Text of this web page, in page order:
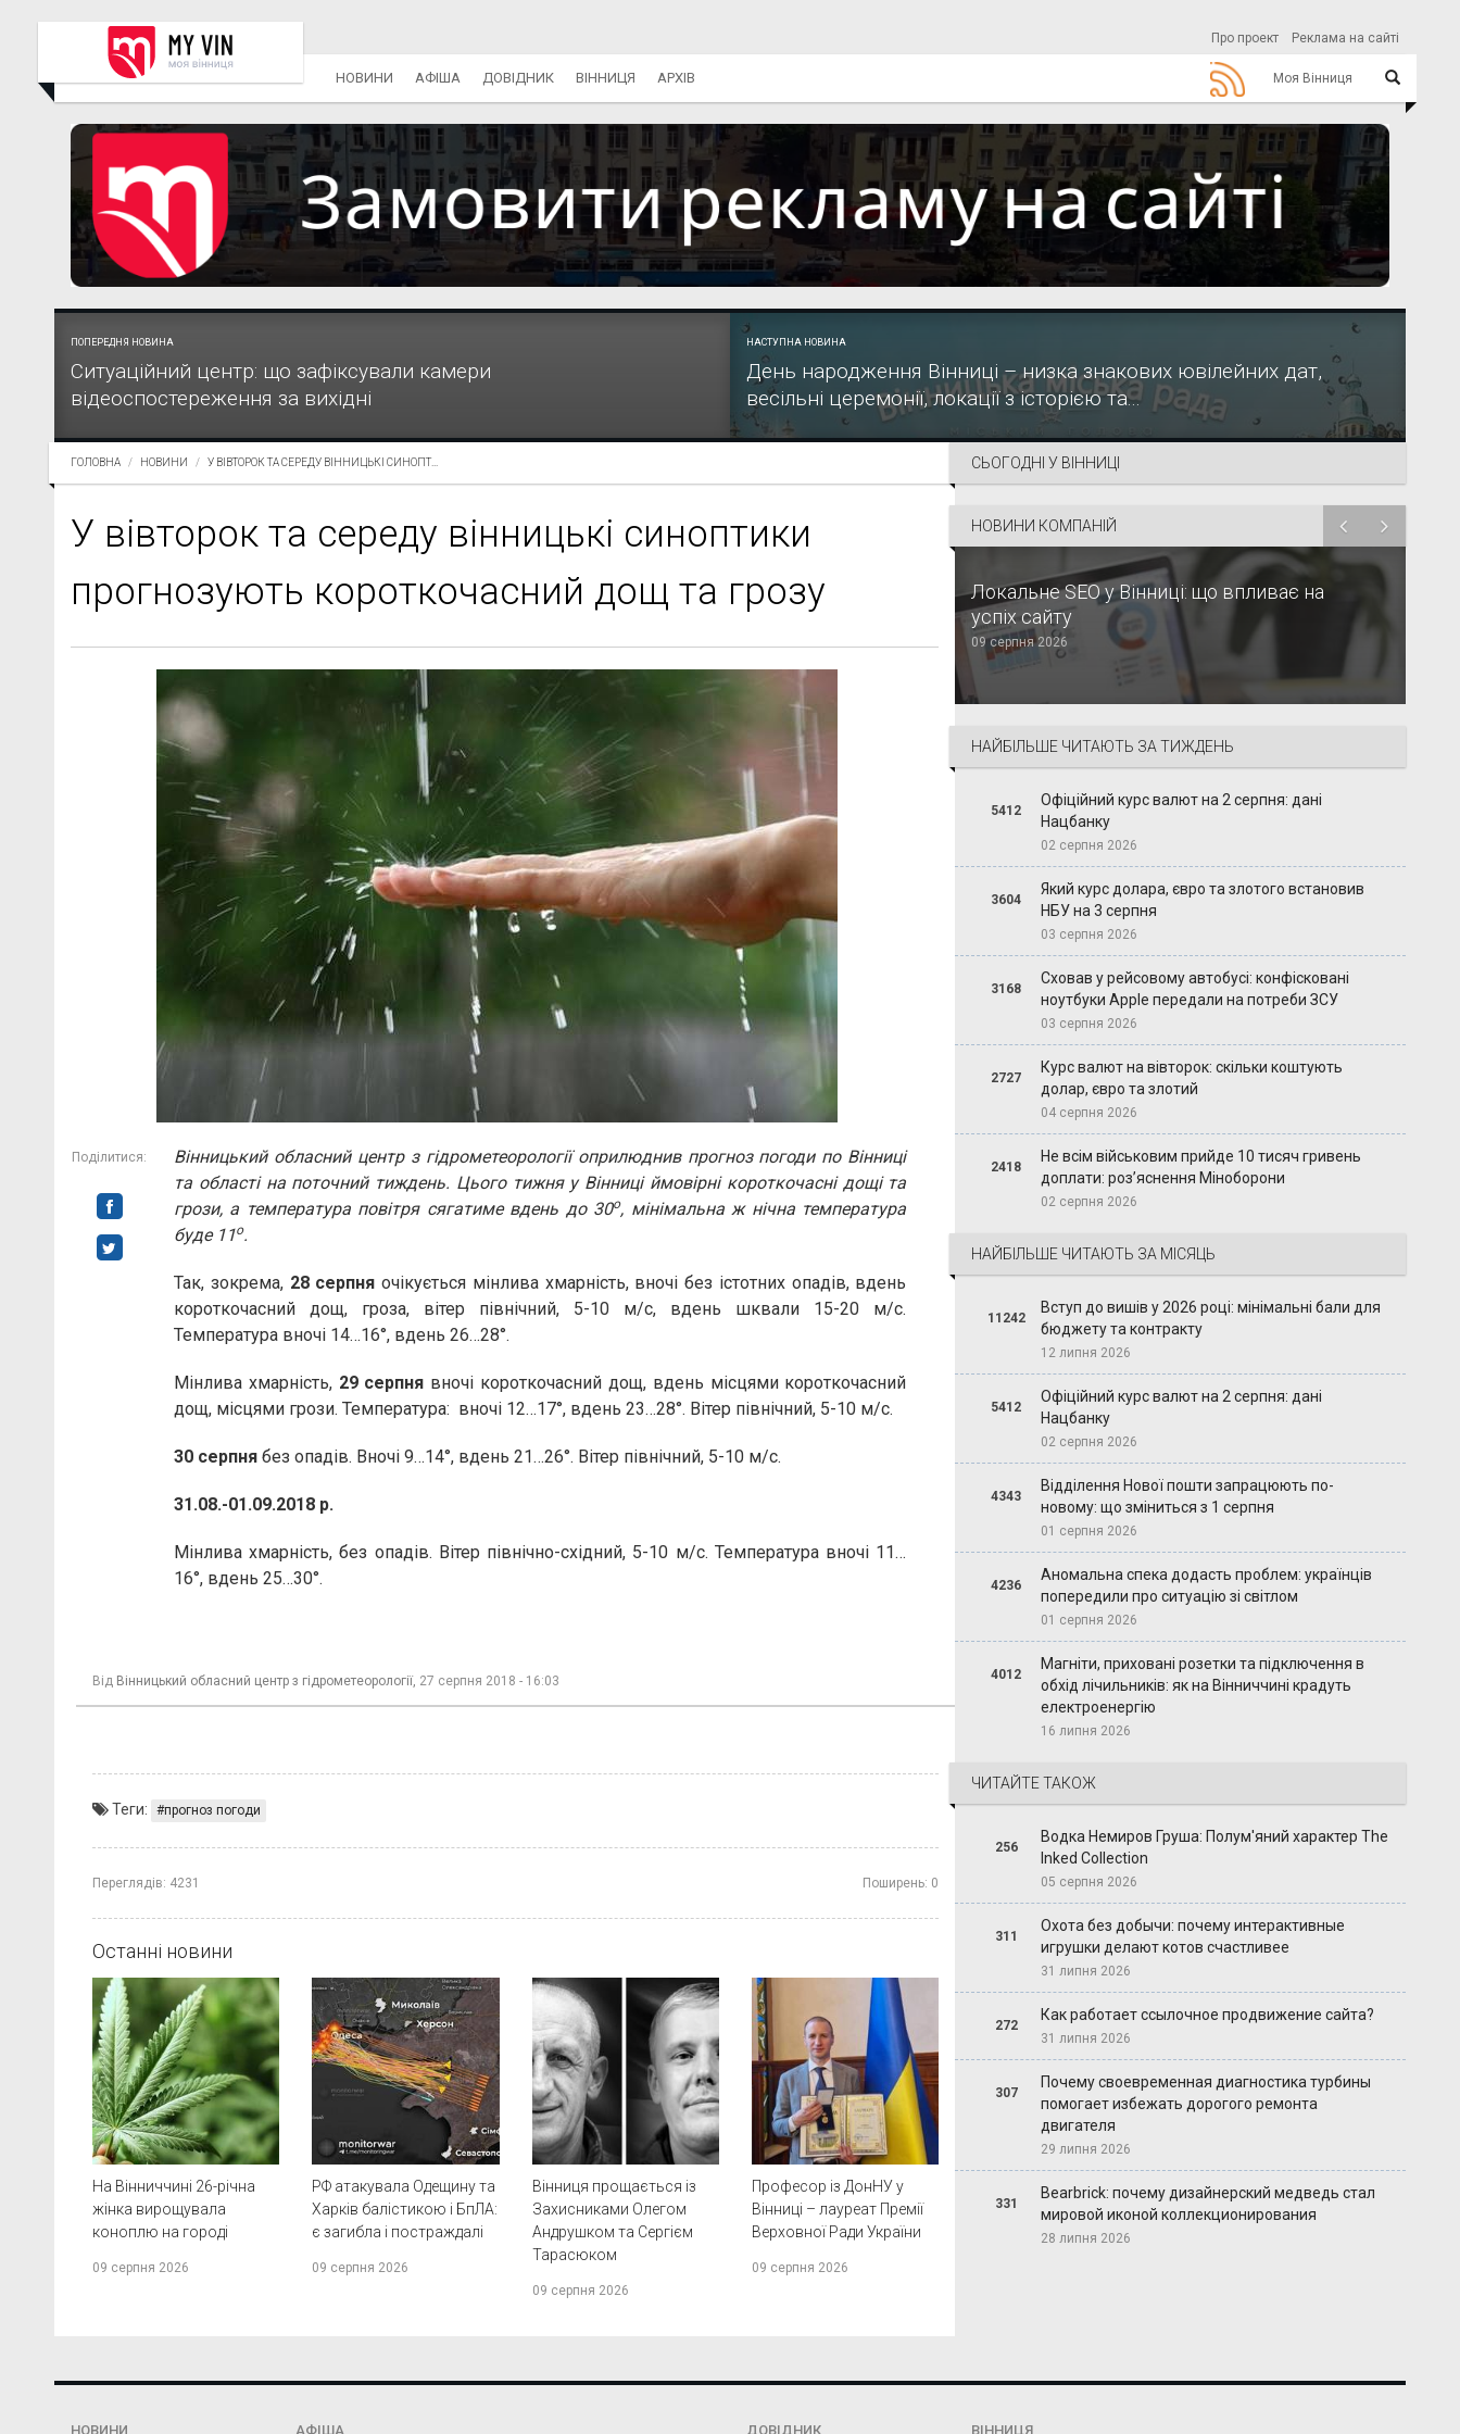
Про проект Реклама на сайті
Моя Вінниця
НОВИНИ АФІША ДОВІДНИК ВІННИЦЯ АРХІВ
ПОПЕРЕДНЯ НОВИНА
Ситуаційний центр: що зафіксували камери
відеоспостереження за вихідні
НАСТУПНА НОВИНА
День народження Вінниці – низка знакових ювілейних дат,
весільні церемонії, локації з історією та...
ГОЛОВНА НОВИНИ У ВІВТОРОК ТА СЕРЕДУ ВІННИЦЬКІ СИНОПТ...
У вівторок та середу вінницькі синоптики
прогнозують короткочасний дощ та грозу
Поділитися:
Вінницький обласний центр з гідрометеорології оприлюднив прогноз погоди по Вінниці
та області на поточний тиждень. Цього тижня у Вінниці ймовірні короткочасні дощі та
грози, а температура повітря сягатиме вдень до 30о, мінімальна ж нічна температура
буде 11о.
Так, зокрема, 28 серпня очікується мінлива хмарність, вночі без істотних опадів, вдень
короткочасний дощ, гроза, вітер північний, 5-10 м/с, вдень шквали 15-20 м/с.
Температура вночі 14…16°, вдень 26…28°.
Мінлива хмарність,29 серпня вночі короткочасний дощ, вдень місцями короткочасний
дощ, місцями грози. Температура: вночі 12…17°, вдень 23…28°. Вітер північний, 5-10 м/с.
30 серпня без опадів. Вночі 9…14°, вдень 21…26°. Вітер північний, 5-10 м/с.
31.08.-01.09.2018 р.
Мінлива хмарність, без опадів. Вітер північно-східний, 5-10 м/с. Температура вночі 11…
16°, вдень 25…30°.
Від Вінницький обласний центр з гідрометеорології, 27 серпня 2018 - 16:03
Теги: прогноз погоди
Переглядів: 4231 Поширень: 0
Останні новини
На Вінниччині 26-річна
жінка вирощувала
коноплю на городі
09 серпня 2026
РФ атакувала Одещину та
Харків балістикою і БпЛА:
є загибла і постраждалі
09 серпня 2026
Вінниця прощається із
Захисниками Олегом
Андрушком та Сергієм
Тарасюком
09 серпня 2026
Професор із ДонНУ у
Вінниці – лауреат Премії
Верховної Ради України
09 серпня 2026
СЬОГОДНІ У ВІННИЦІ
НОВИНИ КОМПАНІЙ
Локальне SEO у Вінниці: що впливає на
успіх сайту
09 серпня 2026
НАЙБІЛЬШЕ ЧИТАЮТЬ ЗА ТИЖДЕНЬ
5412
Офіційний курс валют на 2 серпня: дані
Нацбанку
02 серпня 2026
3604
Який курс долара, євро та злотого встановив
НБУ на 3 серпня
03 серпня 2026
3168
Сховав у рейсовому автобусі: конфісковані
ноутбуки Apple передали на потреби ЗСУ
03 серпня 2026
2727
Курс валют на вівторок: скільки коштують
долар, євро та злотий
04 серпня 2026
2418
Не всім військовим прийде 10 тисяч гривень
доплати: роз’яснення Міноборони
02 серпня 2026
НАЙБІЛЬШЕ ЧИТАЮТЬ ЗА МІСЯЦЬ
11242
Вступ до вишів у 2026 році: мінімальні бали для
бюджету та контракту
12 липня 2026
5412
Офіційний курс валют на 2 серпня: дані
Нацбанку
02 серпня 2026
4343
Відділення Нової пошти запрацюють по-
новому: що зміниться з 1 серпня
01 серпня 2026
4236
Аномальна спека додасть проблем: українців
попередили про ситуацію зі світлом
01 серпня 2026
4012
Магніти, приховані розетки та підключення в
обхід лічильників: як на Вінниччині крадуть
електроенергію
16 липня 2026
ЧИТАЙТЕ ТАКОЖ
256
Водка Немиров Груша: Полум'яний характер The
Inked Collection
05 серпня 2026
311
Охота без добычи: почему интерактивные
игрушки делают котов счастливее
31 липня 2026
272
Как работает ссылочное продвижение сайта?
31 липня 2026
307
Почему своевременная диагностика турбины
помогает избежать дорогого ремонта
двигателя
29 липня 2026
331
Bearbrick: почему дизайнерский медведь стал
мировой иконой коллекционирования
28 липня 2026
НОВИНИ АФІША ДОВІДНИК ВІННИЦЯ